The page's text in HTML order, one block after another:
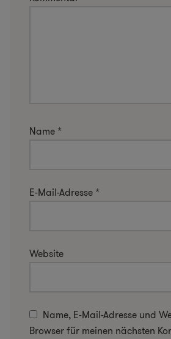
Name *
E-Mail-Adresse *
Website
Name, E-Mail-Adresse und
Browser für meinen nächsten